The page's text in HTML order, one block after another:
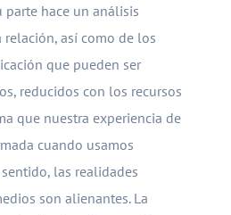
parte hace un análisis
así como de los
que pueden ser
reducidos con los recursos
que nuestra experiencia de
cuando usamos
las realidades
son alienantes. La